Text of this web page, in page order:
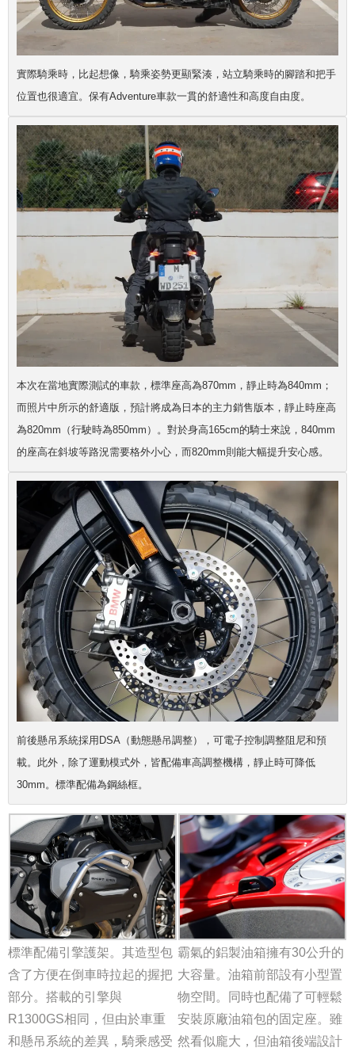
實際騎乘時，比起想像，騎乘姿勢更顯緊湊，站立騎乘時的腳踏和把手
位置也很適宜。保有Adventure車款一貫的舒適性和高度自由度。
本次在當地實際測試的車款，標準座高為870mm，靜止時為840mm；
而照片中所示的舒適版，預計將成為日本的主力銷售版本，靜止時座高
為820mm（行駛時為850mm）。對於身高165cm的騎士來說，840mm
的座高在斜坡等路況需要格外小心，而820mm則能大幅提升安心感。
前後懸吊系統採用DSA（動態懸吊調整），可電子控制調整阻尼和預
載。此外，除了運動模式外，皆配備車高調整機構，靜止時可降低
30mm。標準配備為鋼絲框。
標準配備引擎護架。其造型包
含了方便在倒車時拉起的握把
部分。搭載的引擎與
R1300GS相同，但由於車重
和懸吊系統的差異，騎乘感受
霸氣的鋁製油箱擁有30公升的
大容量。油箱前部設有小型置
物空間。同時也配備了可輕鬆
安裝原廠油箱包的固定座。雖
然看似龐大，但油箱後端設計